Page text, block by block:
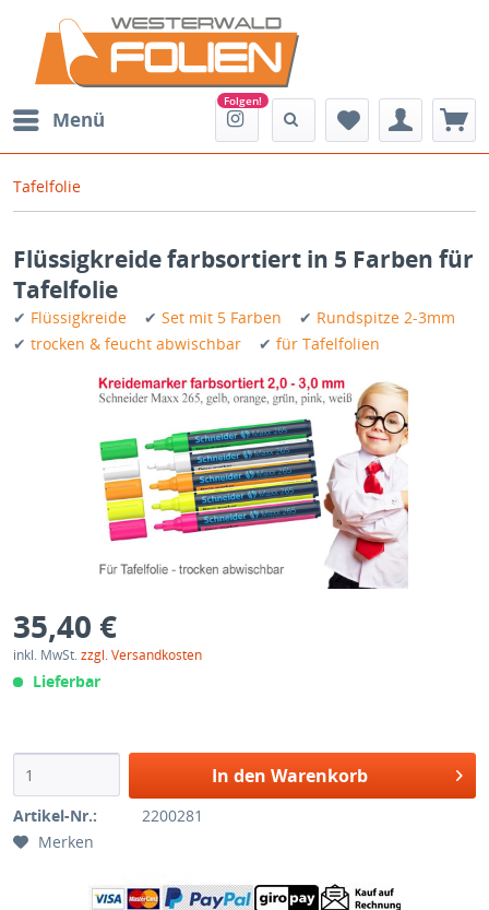
Menü
Tafelfolie
Flüssigkreide farbsortiert in 5 Farben für
Tafelfolie
✔ Flüssigkreide ✔ Set mit 5 Farben ✔ Rundspitze 2-3mm
✔ trocken & feucht abwischbar ✔ für Tafelfolien
35,40 €
inkl. MwSt.zzgl. Versandkosten
Lieferbar
In den Warenkorb
Artikel-Nr.:
2200281
Merken